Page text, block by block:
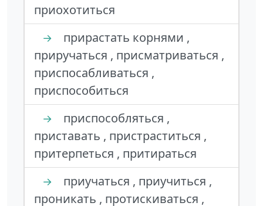
приохотиться
→
прирастать корнями ,
приручаться , присматриваться ,
приспосабливаться ,
приспособиться
→
приспособляться ,
приставать , пристраститься ,
притерпеться , притираться
→
приучаться , приучиться ,
проникать , протискиваться ,